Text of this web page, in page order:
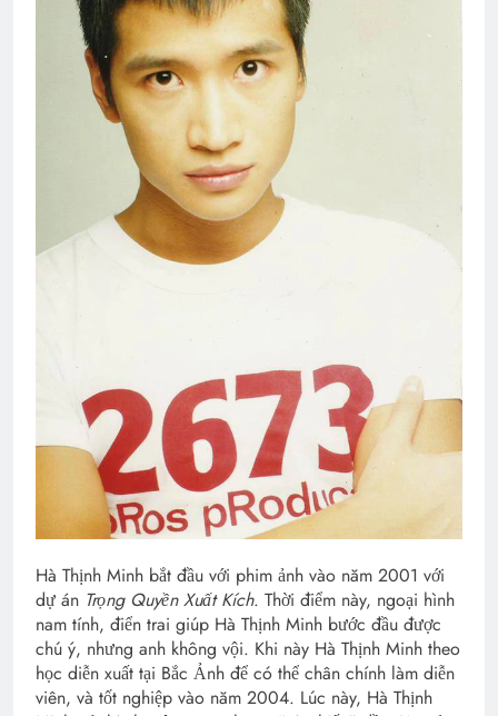
Hà Thịnh Minh bắt đầu với phim ảnh vào năm 2001 với
dự án Trọng Quyền Xuất Kích. Thời điểm này, ngoại hình
nam tính, điển trai giúp Hà Thịnh Minh bước đầu được
chú ý, nhưng anh không vội. Khi này Hà Thịnh Minh theo
học diễn xuất tại Bắc Ảnh để có thể chân chính làm diễn
viên, và tốt nghiệp vào năm 2004. Lúc này, Hà Thịnh